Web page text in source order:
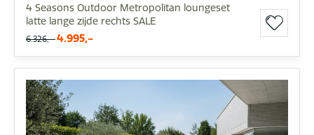
4 Seasons Outdoor Metropolitan loungeset
latte lange zijde rechts SALE
6.326,- 4.995,-